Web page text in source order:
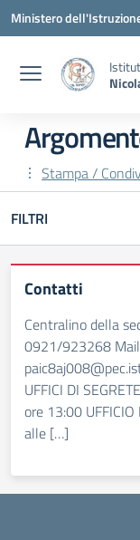
Vai ai contenuti
Vai al menu di
Vai al footer
Ministero
Stampa /
FILTRI
Contatti
Centralino della
0921/923268
UFFICI DI
ore 13:00
alle […]